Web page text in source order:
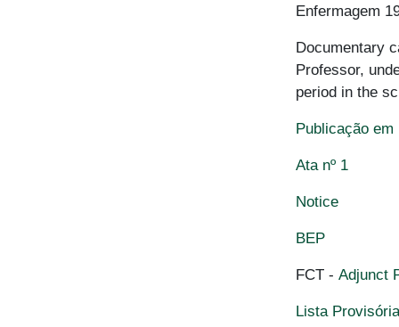
Enfermagem
Documentary
Professor,
period in the
Publicação em
Ata nº 1
Notice
BEP
FCT - Adjunct
Lista